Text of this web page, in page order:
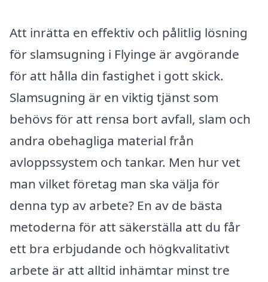
Att inrätta en effektiv och pålitlig lösning
för slamsugning i Flyinge är avgörande
för att hålla din fastighet i gott skick.
Slamsugning är en viktig tjänst som
behövs för att rensa bort avfall, slam och
andra obehagliga material från
avloppssystem och tankar. Men hur vet
man vilket företag man ska välja för
denna typ av arbete? En av de bästa
metoderna för att säkerställa att du får
ett bra erbjudande och högkvalitativt
arbete är att alltid inhämtar minst tre